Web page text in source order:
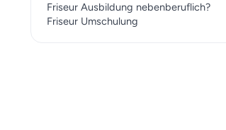
Friseur Ausbildung nebenberuflich?
Friseur Umschulung